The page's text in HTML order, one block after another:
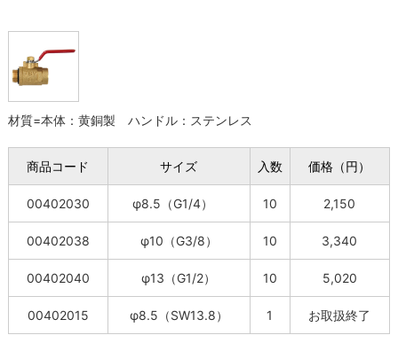
材質=本体：黄銅製 ハンドル：ステンレス
商品コード サイズ 入数 価格（円）
00402030 φ8.5（G1/4） 10 2,150
00402038 φ10（G3/8） 10 3,340
00402040 φ13（G1/2） 10 5,020
00402015 φ8.5（SW13.8） 1 お取扱終了